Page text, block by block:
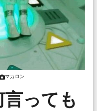
マカロン
っても